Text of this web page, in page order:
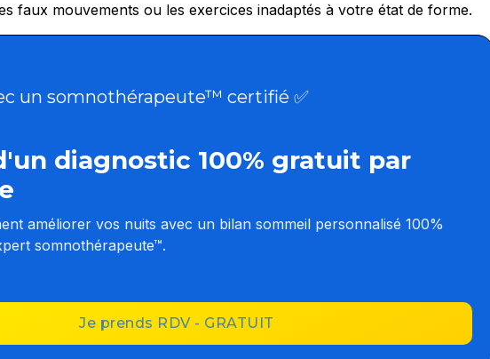
faux mouvements ou les exercices inadaptés à votre état de forme.
un somnothérapeute™ certifié ✅
diagnostic 100% gratuit par
améliorer vos nuits avec un bilan sommeil personnalisé 100%
somnothérapeute™.
Je prends RDV - GRATUIT